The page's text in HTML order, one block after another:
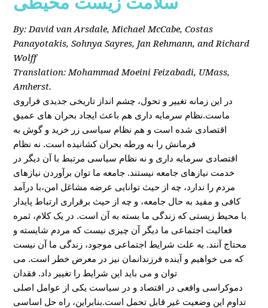
By: David van Arsdale, Michael McCabe, Costas
Panayotakis, Sohnya Sayres, Jan Rehmann, and Richard
Wolff
Translation: Mohammad Moeini Feizabadi, UMass,
Amherst.
در این زمانه تغییر و تحول، چشم انداز تاریخی جدیدی فراروی
ماست.نظام سرمایه داری هم باعث ایجاد بحران های عمیق
اقتصادی شده است و هم نظام سیاسی زر خرید و گوش به
فرمانش را به ورطه بحران کشانیده است. نه نظام
اقتصادی سرمایه داری و نه نظام سیاسی مرتبط با آن دیگر در
خدمت نیازهای جامعه نیستند. جامعه ما توان برآوردن نیازهای
مردم را ندارد، چه از حیث توانایی عرضه مشاغل امن،با درآمد
کافی و مفید به حال جامعه، و چه از حیث برقراری ارتباط پایدار
با محیط زیستی که زندگی ما بسته به آن است. در یک کلام، ثمره
فعالیت اجتماعی ما دیگر آن چیزی نیست که مردم شایسته و
محتاج آنند. به علت شرایط اجتماعی موجود، زندگی ما آن نیست
که می خواهیم و آینده فرزندانمان نیز در معرض خطر است. می
توان و می باید این شرایط را تغییر داد. فقدان
دموکراسی واقعی در اقتصاد و در سیاست یکی از عوامل اصلی
تداوم این وضعیت غیر قابل تحمل است.بنابراین، راه حل اساسی